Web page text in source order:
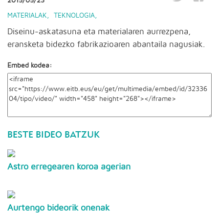
MATERIALAK TEKNOLOGIA
Diseinu-askatasuna eta materialaren aurrezpena,
eransketa bidezko fabrikazioaren abantaila nagusiak.
Embed kodea:
BESTE BIDEO BATZUK
Astro erregearen koroa agerian
Aurtengo bideorik onenak